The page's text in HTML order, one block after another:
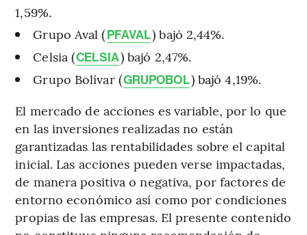
1,59%.
Grupo Aval (PFAVAL) bajó 2,44%.
Celsia (CELSIA) bajó 2,47%.
Grupo Bolívar (GRUPOBOL) bajó 4,19%.
El mercado de acciones es variable, por lo que
en las inversiones realizadas no están
garantizadas las rentabilidades sobre el capital
inicial. Las acciones pueden verse impactadas,
de manera positiva o negativa, por factores de
entorno económico así como por condiciones
propias de las empresas. El presente contenido